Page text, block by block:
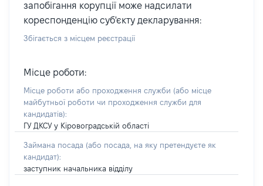
запобігання корупції може надсилати
кореспонденцію суб'єкту декларування:
Збігається з місцем реєстрації
Місце роботи:
Місце роботи або проходження служби (або місце
майбутньої роботи чи проходження служби для
кандидатів):
ГУ ДКСУ у Кіровоградській області
Займана посада (або посада, на яку претендуєте як
кандидат):
заступник начальника відділу